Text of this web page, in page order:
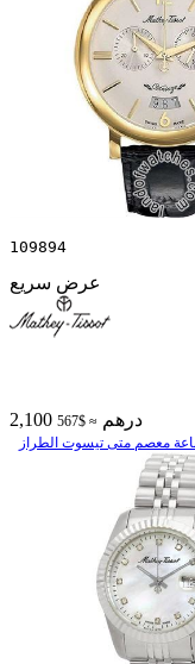
109894
عرض سريع
2,100 درهم ≈ $567